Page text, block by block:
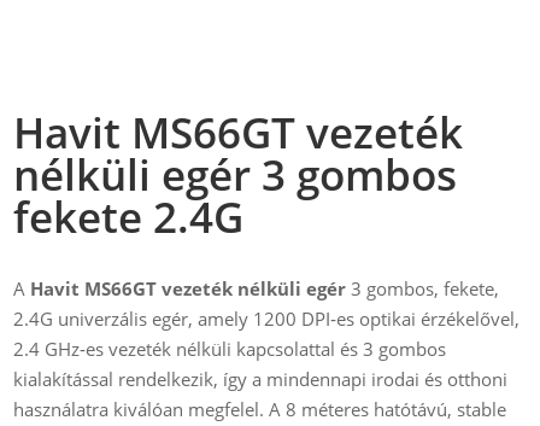
Havit MS66GT vezeték
nélküli egér 3 gombos
fekete 2.4G
A Havit MS66GT vezeték nélküli egér 3 gombos, fekete,
2.4G univerzális egér, amely 1200 DPI‑es optikai érzékelővel,
2.4 GHz‑es vezeték nélküli kapcsolattal és 3 gombos
kialakítással rendelkezik, így a mindennapi irodai és otthoni
használatra kiválóan megfelel. A 8 méteres hatótávú, stable